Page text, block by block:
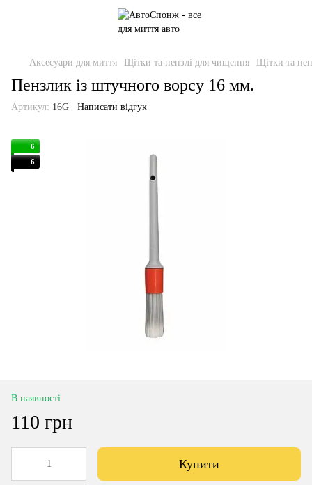
Аксесуари для миття Щітки та пензлі для чищення Щітки та
Пензлик із штучного ворсу 16 мм.
Артикул: 16G Написати відгук
6
6
В наявності
110 грн
Купити